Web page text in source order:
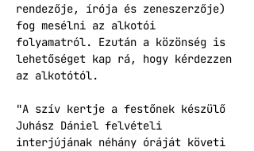
rendezője, írója és zeneszerzője)
fog mesélni az alkotói
folyamatról. Ezután a közönség is
lehetőséget kap rá, hogy kérdezzen
az alkotótól.
"A szív kertje a festőnek készülő
Juhász Dániel felvételi
interjújának néhány óráját követi